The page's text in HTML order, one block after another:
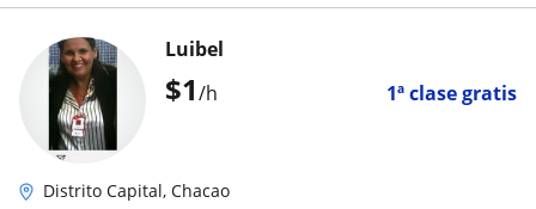
$1/h 1ª clase gratis
Luibel
Distrito Capital, Chacao